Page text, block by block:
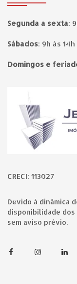
Segunda a sexta:
Sábados: 9h às 14h
Domingos e
CRECI: 113027
Devido à dinâmica
disponibilidade
sem aviso prévio.
FacebookInstagram